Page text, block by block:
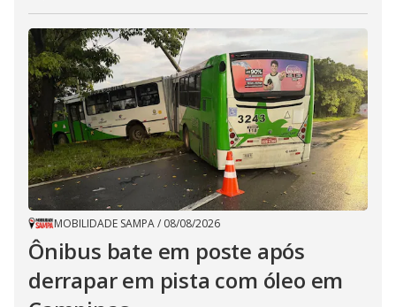
MOBILIDADE SAMPA/ 08/08/2026
Ônibus bate em poste após
derrapar em pista com óleo em